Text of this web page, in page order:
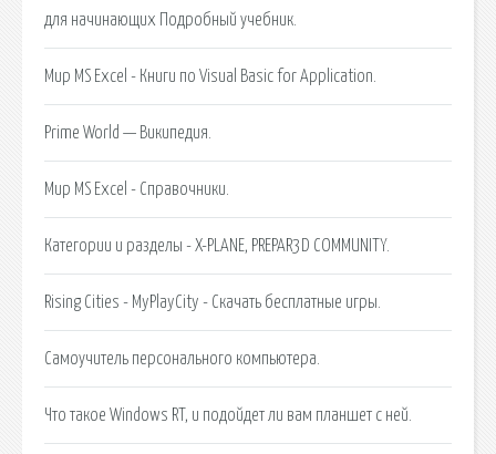
для начинающих Подробный учебник.
Мир MS Excel - Книги по Visual Basic for Application.
Prime World — Википедия.
Мир MS Excel - Справочники.
Категории и разделы - X-PLANE, PREPAR3D COMMUNITY.
Rising Cities - MyPlayCity - Скачать бесплатные игры.
Самоучитель персонального компьютера.
Что такое Windows RT, и подойдет ли вам планшет с ней.